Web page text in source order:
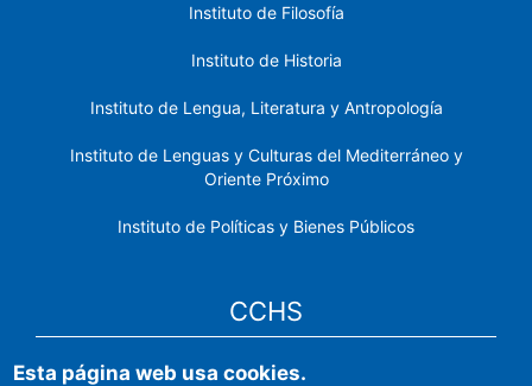
Instituto de Filosofía
Instituto de Historia
Instituto de Lengua, Literatura y Antropología
Instituto de Lenguas y Culturas del Mediterráneo y
Oriente Próximo
Instituto de Políticas y Bienes Públicos
CCHS
Sede electrónica CSIC
Esta página web usa cookies.